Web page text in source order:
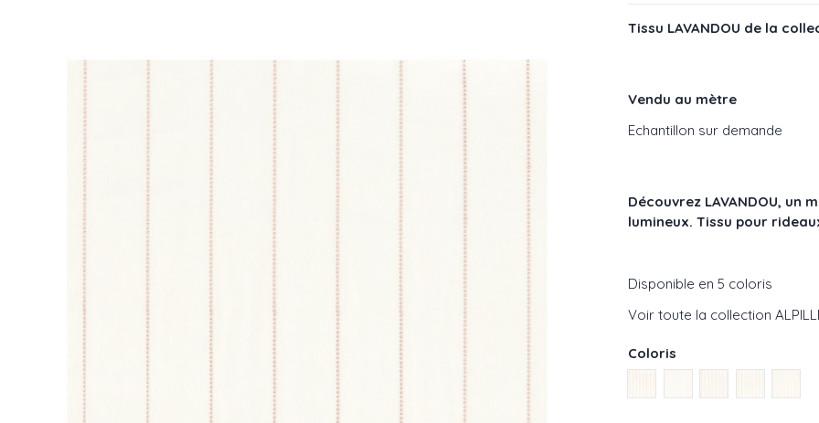
Tissu LAVANDOU de la
Vendu au mètre
Echantillon sur demande
Découvrez LAVANDOU,
lumineux. Tissu pour
Disponible en 5 coloris
Voir toute la collection
Coloris